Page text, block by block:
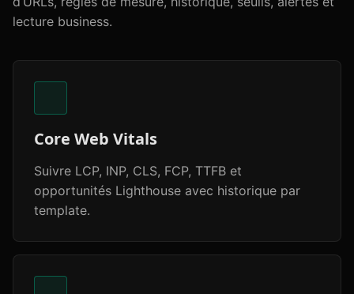
lecture business.
Core Web Vitals
Suivre LCP, INP, CLS, FCP, TTFB et
opportunités Lighthouse avec historique par
template.